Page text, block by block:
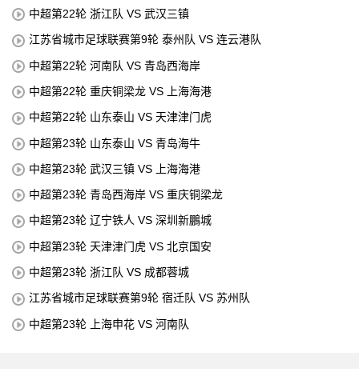
中超第22轮 浙江队 VS 武汉三镇
江苏省城市足球联赛第9轮 泰州队 VS 连云港队
中超第22轮 河南队 VS 青岛西海岸
中超第22轮 重庆铜梁龙 VS 上海海港
中超第22轮 山东泰山 VS 天津津门虎
中超第23轮 山东泰山 VS 青岛海牛
中超第23轮 武汉三镇 VS 上海海港
中超第23轮 青岛西海岸 VS 重庆铜梁龙
中超第23轮 辽宁铁人 VS 深圳新鵬城
中超第23轮 天津津门虎 VS 北京国安
中超第23轮 浙江队 VS 成都蓉城
江苏省城市足球联赛第9轮 宿迁队 VS 苏州队
中超第23轮 上海申花 VS 河南队